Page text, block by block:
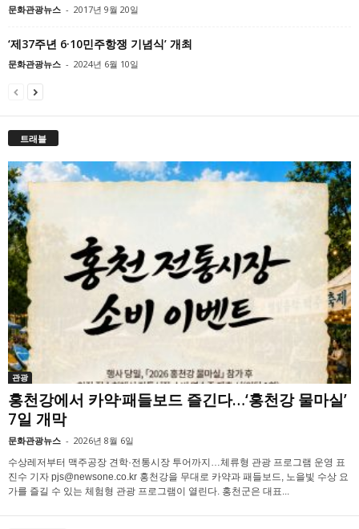
문화관광뉴스 - 2017년 9월 20일
‘제37주년 6·10민주항쟁 기념식’ 개최
문화관광뉴스 - 2024년 6월 10일
트래블
관광
홍천강에서 카약·패들보드 즐긴다…‘홍천강 물마실’
7일 개막
문화관광뉴스 - 2026년 8월 6일
수상레저부터 맥주공장 견학·전통시장 투어까지…체류형 관광 프로그램 운영 표
진수 기자 pjs@newsone.co.kr 홍천강을 무대로 카약과 패들보드, 노을빛 수상 요
가를 즐길 수 있는 체험형 관광 프로그램이 열린다. 홍천군은 대표...